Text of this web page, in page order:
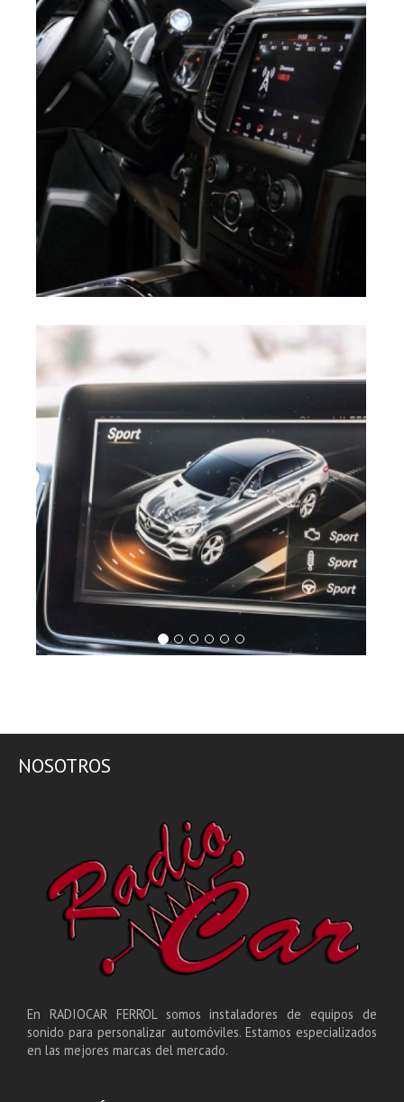
Radio Car
Radio Car
NOSOTROS
En RADIOCAR FERROL somos instaladores de equipos de
sonido para personalizar automóviles. Estamos especializados
en las mejores marcas del mercado.